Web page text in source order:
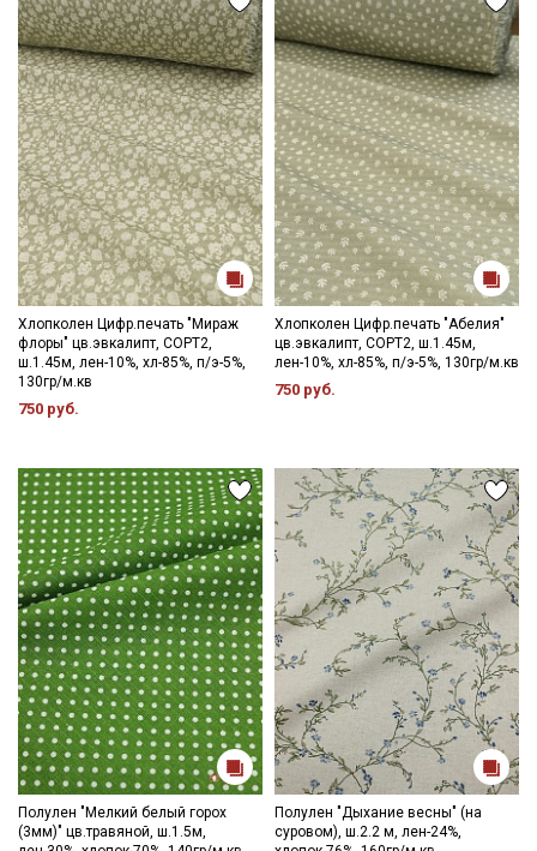
Хлопколен Цифр.печать "Мираж
флоры" цв.эвкалипт, СОРТ2,
ш.1.45м, лен-10%, хл-85%, п/э-5%,
130гр/м.кв
750 руб.
Хлопколен Цифр.печать "Абелия"
цв.эвкалипт, СОРТ2, ш.1.45м,
лен-10%, хл-85%, п/э-5%, 130гр/м.кв
750 руб.
Полулен "Мелкий белый горох
(3мм)" цв.травяной, ш.1.5м,
Полулен "Дыхание весны" (на
суровом), ш.2.2 м, лен-24%,